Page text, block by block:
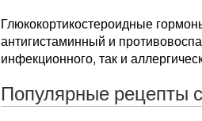
Глюкокортикостероидные
антигистаминный и
инфекционного, так и
Популярные рецепты